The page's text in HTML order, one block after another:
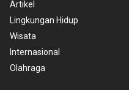
Artikel
Lingkungan Hidup
Wisata
Internasional
Olahraga